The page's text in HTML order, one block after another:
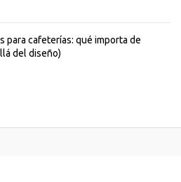
para cafeterías: qué importa de
del diseño)